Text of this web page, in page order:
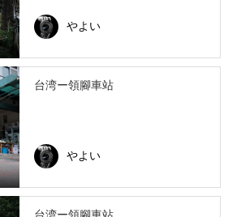
やよい
台湾ー領腳車站
やよい